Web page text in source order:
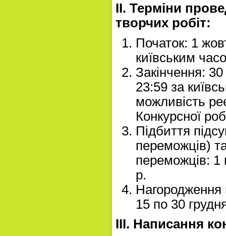
ІІ. Терміни
творчих робіт:
Початок: 1
київським
Закінчення:
23:59 за
можливість
Конкурсної
Підбиття
переможців)
переможців: 1
р.
15 по 30
III. Написання